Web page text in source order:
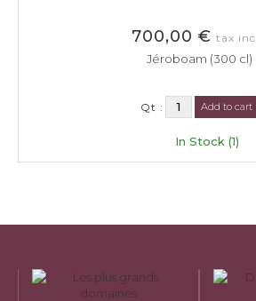
700,00 € tax
Jéroboam (300 cl)
Qt : Add to cart
In Stock (1)